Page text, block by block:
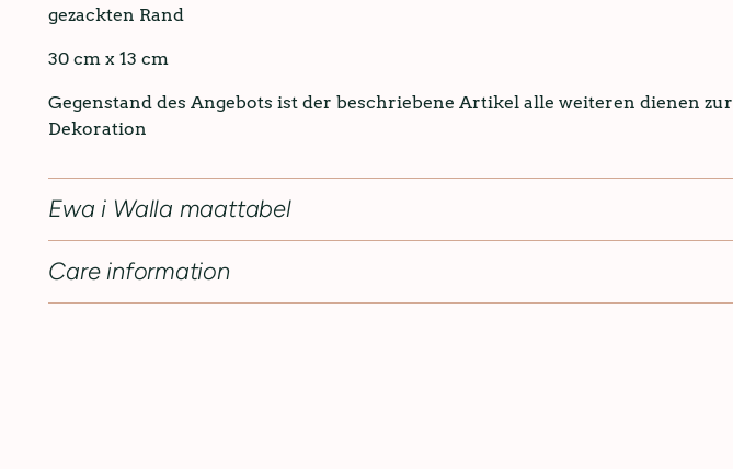
gezackten Rand
30 cm x 13 cm
Gegenstand des Angebots ist der beschriebene Artikel alle weiteren dienen zur
Dekoration
Ewa i Walla maattabel
Care information